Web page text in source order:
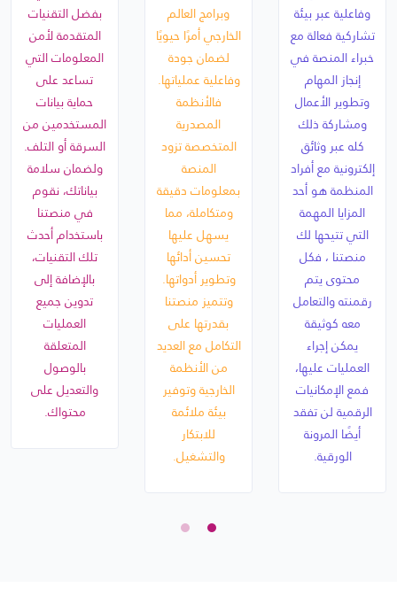
وفاعلية عبر بيئة
تشاركية فعالة مع
خبراء المنصة في
إنجاز المهام
وتطوير الأعمال
ومشاركة ذلك
كله عبر وثائق
إلكترونية مع أفراد
المنظمة هو أحد
المزايا المهمة
التي تتيحها لك
منصتنا ، فكل
محتوى يتم
رقمنته والتعامل
معه كوثيقة
يمكن إجراء
العمليات عليها،
فمع الإمكانيات
الرقمية لن تفقد
أيضًا المرونة
الورقية.
وبرامج العالم
الخارجي أمرًا حيويًا
لضمان جودة
وفاعلية عملياتها.
فالأنظمة
المصدرية
المتخصصة تزود
المنصة
بمعلومات دقيقة
ومتكاملة، مما
يسهل عليها
تحسين أدائها
وتطوير أدواتها.
وتتميز منصتنا
بقدرتها على
التكامل مع العديد
من الأنظمة
الخارجية وتوفير
بيئة ملائمة
للابتكار
والتشغيل.
بفضل التقنيات
المتقدمة لأمن
المعلومات التي
تساعد على
حماية بيانات
المستخدمين من
السرقة أو التلف.
ولضمان سلامة
بياناتك، نقوم
في منصتنا
باستخدام أحدث
تلك التقنيات،
بالإضافة إلى
تدوين جميع
العمليات
المتعلقة
بالوصول
والتعديل على
محتواك.